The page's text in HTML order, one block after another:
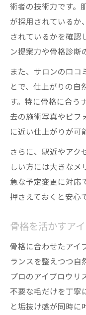
術者の技術力です。
が採用されているか
されているかを確認
ン提案力や骨格診断
また、サロンの口コ
とで、仕上がりの自
す。特に骨格に合う
去の施術写真やビフ
に近い仕上がりが可
さらに、駅近やアク
しい方には大きなメ
急な予定変更に対応
押さえておくと安心
骨格を活かすア
骨格に合わせたアイ
ランスを整えつつ自
プロのアイブロウリ
不要な毛だけを丁寧
と垢抜け感が同時に